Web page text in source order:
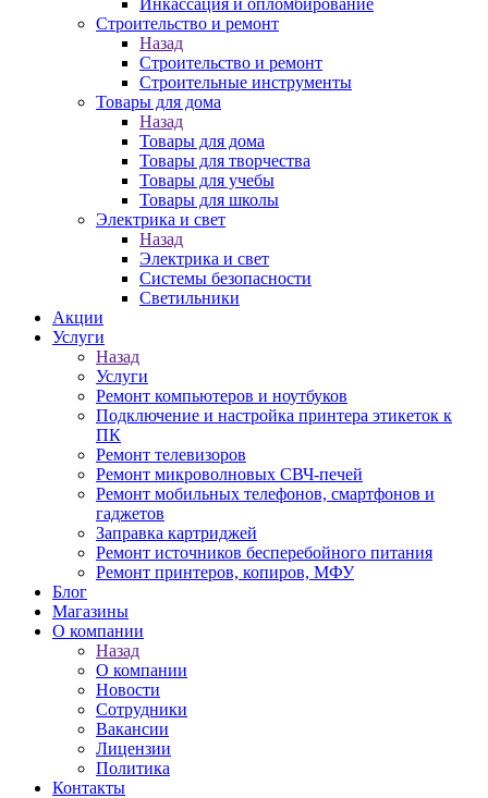
Инкассация и опломбирование
Строительство и ремонт
Назад
Строительство и ремонт
Строительные инструменты
Товары для дома
Назад
Товары для дома
Товары для творчества
Товары для учебы
Товары для школы
Электрика и свет
Назад
Электрика и свет
Системы безопасности
Светильники
Акции
Услуги
Назад
Услуги
Ремонт компьютеров и ноутбуков
Подключение и настройка принтера этикеток к
ПК
Ремонт телевизоров
Ремонт микроволновых СВЧ-печей
Ремонт мобильных телефонов, смартфонов и
гаджетов
Заправка картриджей
Ремонт источников бесперебойного питания
Ремонт принтеров, копиров, МФУ
Блог
Магазины
О компании
Назад
О компании
Новости
Сотрудники
Вакансии
Лицензии
Политика
Контакты